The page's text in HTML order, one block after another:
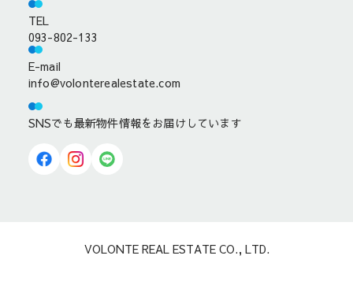
TEL
093-802-133
E-mail
info@volonterealestate.com
SNSでも最新物件情報をお届けしています
VOLONTE REAL ESTATE CO., LTD.